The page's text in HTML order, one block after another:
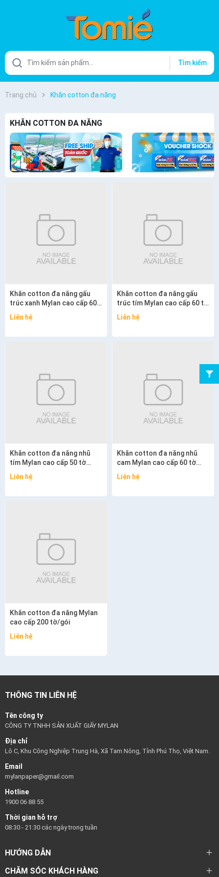
Tìm kiếm
Trang chủ Khăn cotton đa năng
KHĂN COTTON ĐA NĂNG
Khăn cotton đa năng gấu
trúc xanh Mylan cao cấp 60
Liên hệ
Khăn cotton đa năng gấu
trúc tím Mylan cao cấp 60 tờ
Liên hệ
Khăn cotton đa năng nhũ
tím Mylan cao cấp 50 tờ
Liên hệ
Khăn cotton đa năng nhũ
cam Mylan cao cấp 60 tờ
Liên hệ
Khăn cotton đa năng Mylan
cao cấp 200 tờ/gói
Liên hệ
THÔNG TIN LIÊN HỆ
Tên công ty
CÔNG TY TNHH SẢN XUẤT GIẤY MYLAN
Địa chỉ
Lô C, Khu Công Nghiệp Trung Hà, Xã Tam Nông, Tỉnh Phú Thọ, Việt Nam.
Email
mylanpaper@gmail.com
Hotline
1900 06 88 55
Thời gian hỗ trợ
08:30 - 21:30 các ngày trong tuần
HƯỚNG DẪN
CHĂM SÓC KHÁCH HÀNG